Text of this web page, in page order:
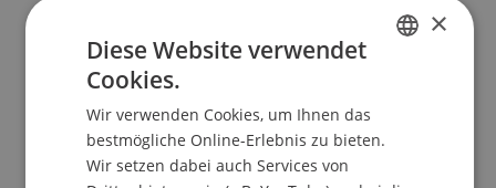
×
Diese Website verwendet
Cookies.
Wir verwenden Cookies, um Ihnen das
bestmögliche Online-Erlebnis zu bieten.
Wir setzen dabei auch Services von